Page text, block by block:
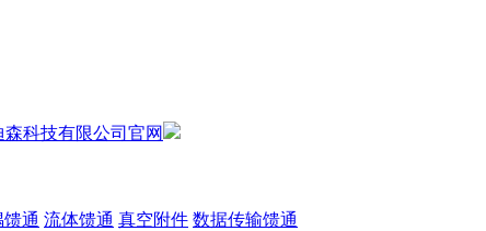
通 流体馈通 真空附件 数据传输馈通